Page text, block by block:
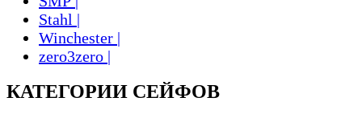
Stahl |
Winchester |
zero3zero |
КАТЕГОРИИ СЕЙФОВ